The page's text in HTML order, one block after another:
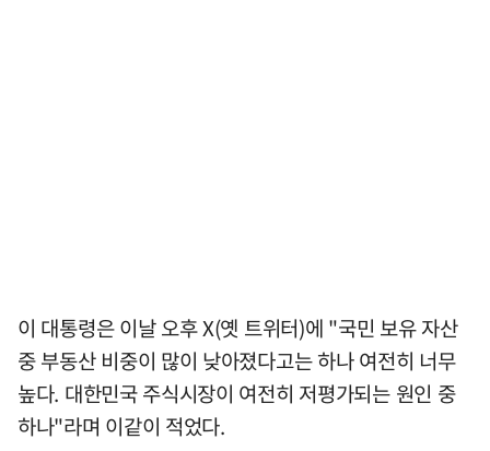
이 대통령은 이날 오후 X(옛 트위터)에 "국민 보유 자산
중 부동산 비중이 많이 낮아졌다고는 하나 여전히 너무
높다. 대한민국 주식시장이 여전히 저평가되는 원인 중
하나"라며 이같이 적었다.